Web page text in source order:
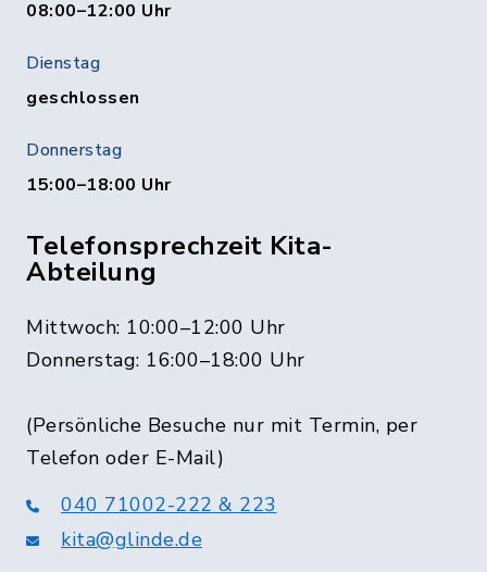
08:00–12:00 Uhr
Dienstag
geschlossen
Donnerstag
15:00–18:00 Uhr
Telefonsprechzeit Kita-
Abteilung
Mittwoch: 10:00–12:00 Uhr
Donnerstag: 16:00–18:00 Uhr
(Persönliche Besuche nur mit Termin, per
Telefon oder E-Mail)
040 71002-222 & 223
kita@glinde.de